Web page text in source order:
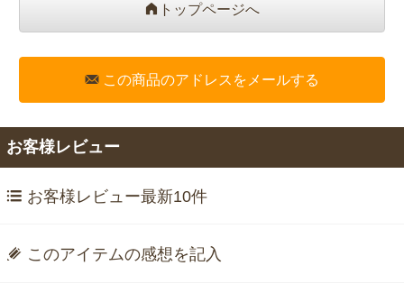
トップページへ
この商品のアドレスをメールする
お客様レビュー
お客様レビュー最新10件
このアイテムの感想を記入